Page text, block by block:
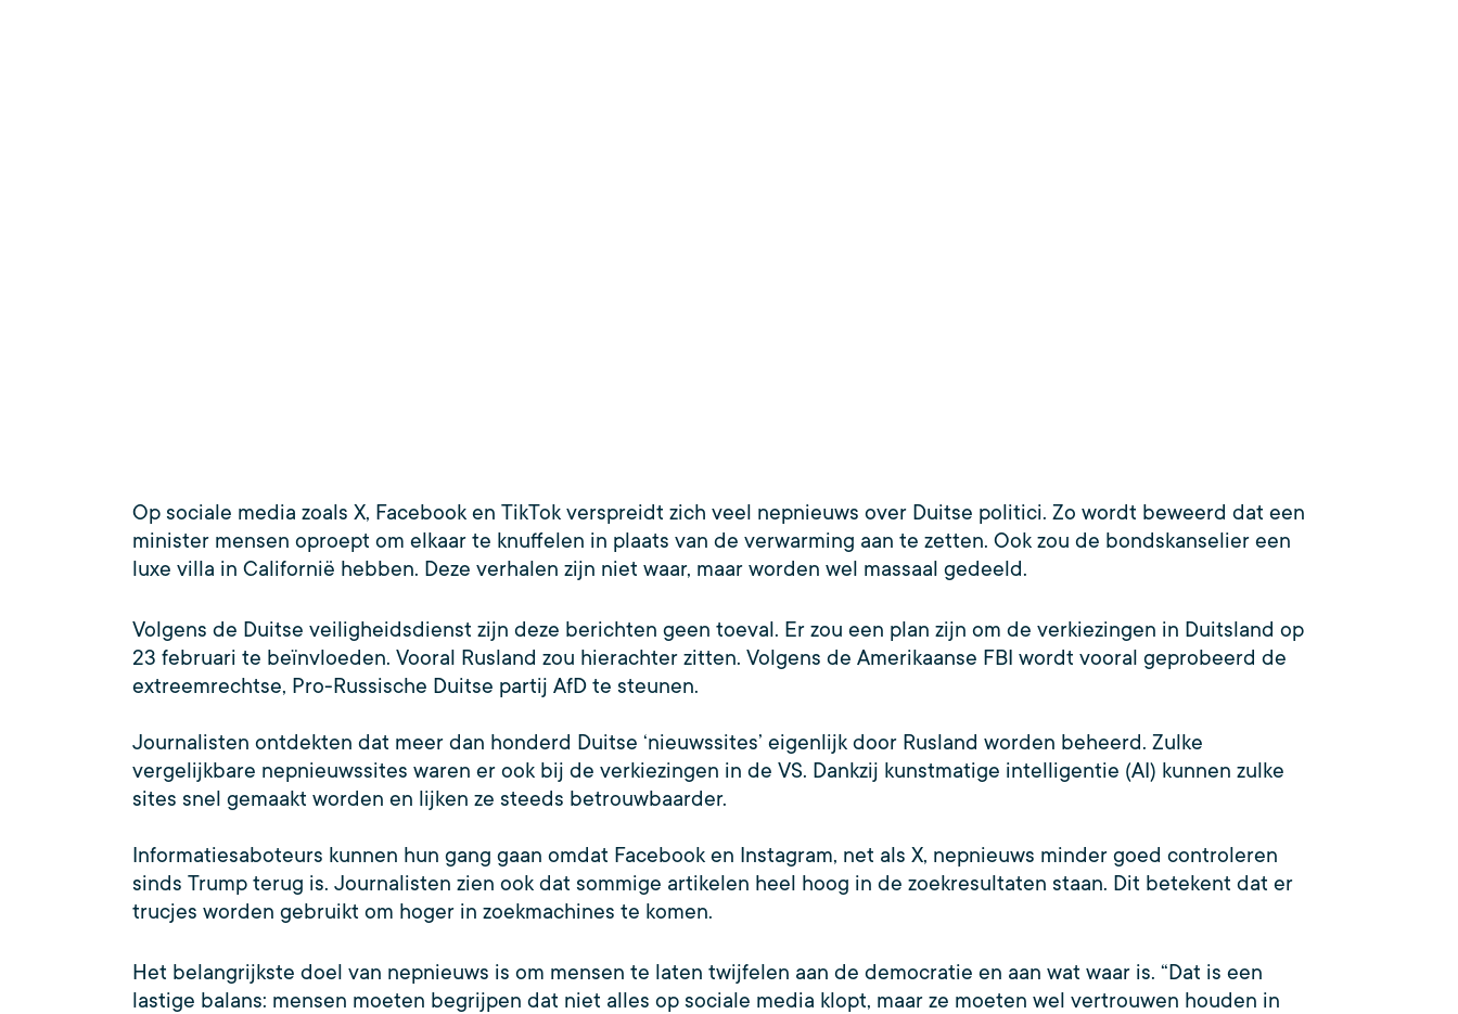
Op sociale media zoals X, Facebook en TikTok verspreidt zich veel nepnieuws over Duitse politici. Zo wordt beweerd dat een
minister mensen oproept om elkaar te knuffelen in plaats van de verwarming aan te zetten. Ook zou de bondskanselier een
luxe villa in Californië hebben. Deze verhalen zijn niet waar, maar worden wel massaal gedeeld.
Volgens de Duitse veiligheidsdienst zijn deze berichten geen toeval. Er zou een plan zijn om de verkiezingen in Duitsland op
23 februari te beïnvloeden. Vooral Rusland zou hierachter zitten. Volgens de Amerikaanse FBI wordt vooral geprobeerd de
extreemrechtse, Pro-Russische Duitse partij AfD te steunen.
Journalisten ontdekten dat meer dan honderd Duitse ‘nieuwssites’ eigenlijk door Rusland worden beheerd. Zulke
vergelijkbare nepnieuwssites waren er ook bij de verkiezingen in de VS. Dankzij kunstmatige intelligentie (AI) kunnen zulke
sites snel gemaakt worden en lijken ze steeds betrouwbaarder.
Informatiesaboteurs kunnen hun gang gaan omdat Facebook en Instagram, net als X, nepnieuws minder goed controleren
sinds Trump terug is. Journalisten zien ook dat sommige artikelen heel hoog in de zoekresultaten staan. Dit betekent dat er
trucjes worden gebruikt om hoger in zoekmachines te komen.
Het belangrijkste doel van nepnieuws is om mensen te laten twijfelen aan de democratie en aan wat waar is. “Dat is een
lastige balans: mensen moeten begrijpen dat niet alles op sociale media klopt, maar ze moeten wel vertrouwen houden in